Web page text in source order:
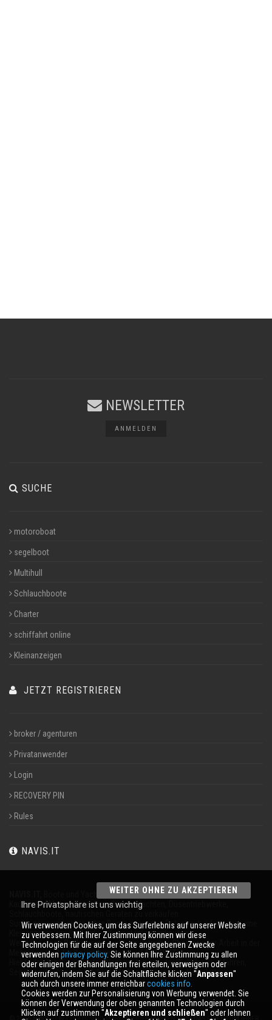
NEWSLETTER
ANMELDEN
SUCHE
motoroboat
segelboot
Multihull
Schlauchboote
Charter
schiffahrt online
Kleinanzeigen
JETZT REGISTRIEREN
broker / agenturen
Privatanwender
Login
RECOVERY PIN
Rules
NAVIS.IT
Boote und Yachten an 365 Tagen im Jahr
Kaufen auf Motorboote, Segelboote, Yachten, Düsentriebwerke,
Suche neue und gebrauchte Boote in unserer Datenbank oder sogar eine
Kleinanzeige, um Ihr Boot völlig kostenlos verkaufen.
Wenn Sie einenBrokersind, wirbt ein BetreiberCharteroder Arbeit in der
Meeresumwelt für Ihr Unternehmen aufNAVIS.IT.
Hier finden Sie die neuesten Nachrichten aus der Welt der Bootfahren,
Segeln und technische Artikel; bleiben mit unserem Newsletter.
WEITER OHNE ZU AKZEPTIEREN
Ihre Privatsphäre ist uns wichtig
Wir verwenden Cookies, um das Surferlebnis auf unserer Website
zu verbessern. Mit Ihrer Zustimmung können wir diese
Technologien für die auf der Seite angegebenen Zwecke
verwenden privacy policy. Sie können Ihre Zustimmung zu allen
oder einigen der Behandlungen frei erteilen, verweigern oder
widerrufen, indem Sie auf die Schaltfläche klicken ''Anpassen''
auch durch unsere immer erreichbarcookies info.
Cookies werden zur Personalisierung von Werbung verwendet. Sie
können der Verwendung der oben genannten Technologien durch
Klicken auf zustimmen ''Akzeptieren und schließen'' oder lehnen